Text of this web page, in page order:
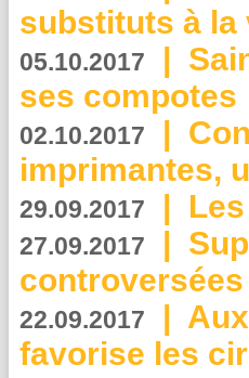
substituts à la
05.10.2017 |
ses compotes
02.10.2017 |
imprimantes,
29.09.2017 |
27.09.2017 |
22.09.2017 |
favorise les